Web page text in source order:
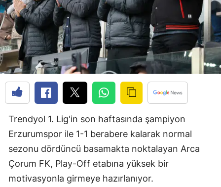
Bursa
Çanakkale
Çankırı
Çorum
Denizli
Diyarbakır
Edirne
Elazığ
Erzincan
Trendyol 1. Lig'in son haftasında şampiyon
Erzurumspor ile 1-1 berabere kalarak normal
sezonu dördüncü basamakta noktalayan Arca
Çorum FK, Play-Off etabına yüksek bir
motivasyonla girmeye hazırlanıyor.